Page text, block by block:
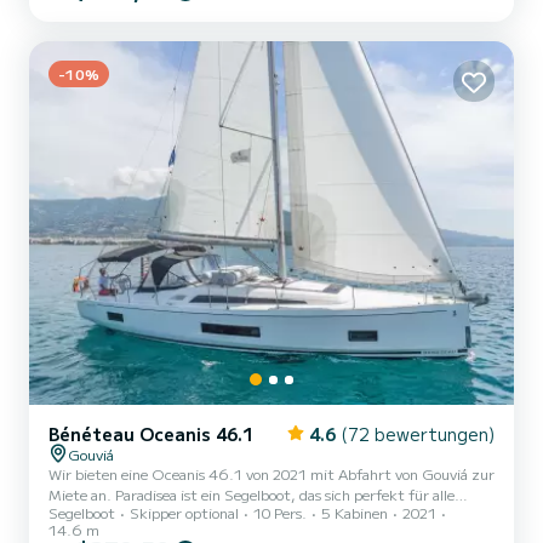
der Umgebung von Gouviá. Sun Odyssey 349 ist ausgestattet
mi...
-10%
Bénéteau Oceanis 46.1 4.6 (72 bewertungen)
Gouviá
Wir bieten eine Oceanis 46.1 von 2021 mit Abfahrt von Gouviá zur
Miete an. Paradisea ist ein Segelboot, das sich perfekt für alle
Vermietungen eignet. Dieses Segelboot ist sehr angenehm zu
handhaben für eine einwöchige Kreuzfahrt oder länger. Das Boot
Segelboot Skipper optional 10 Pers. 5 Kabinen
2021
14.6 m